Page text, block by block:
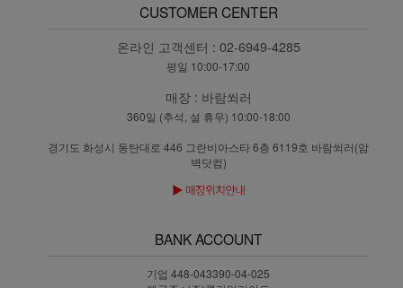
CUSTOMER CENTER
온라인 고객센터 : 02-6949-4285
평일 10:00-17:00
매장 : 바람쐬러
360일 (추석, 설 휴무) 10:00-18:00
경기도 화성시 동탄대로 446 그란비아스타 6층 6119호 바람쐬러(암
벽닷컴)
BANK ACCOUNT
기업 448-043390-04-025